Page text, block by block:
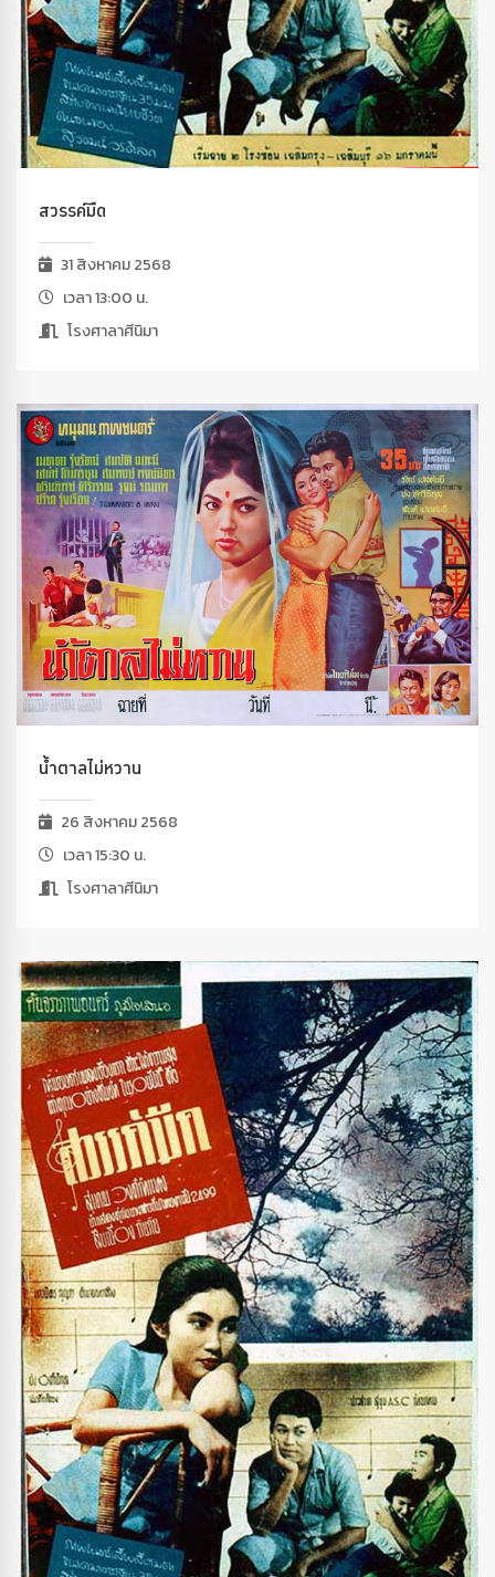
สวรรค์มืด
31 สิงหาคม 2568
เวลา 13:00 น.
โรงศาลาศีนิมา
น้ำตาลไม่หวาน
26 สิงหาคม 2568
เวลา 15:30 น.
โรงศาลาศีนิมา